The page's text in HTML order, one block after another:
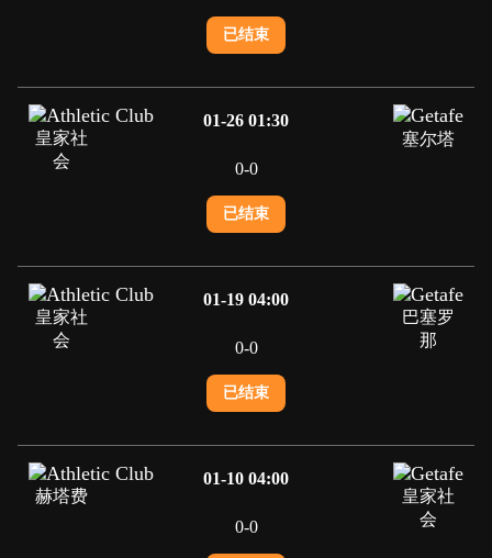
已结束
01-26 01:30
皇家社
会
0-0
塞尔塔
已结束
01-19 04:00
皇家社
会
0-0
巴塞罗
那
已结束
01-10 04:00
赫塔费
0-0
皇家社
会